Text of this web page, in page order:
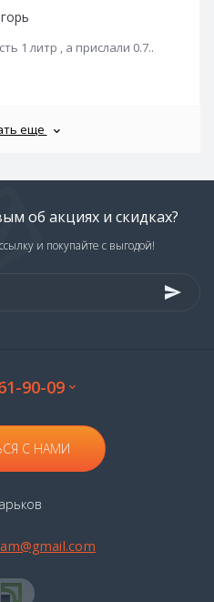
1 литр , а прислали 0.7..
еще
об акциях и скидках?
и покупайте с выгодой!
90-09
С НАМИ